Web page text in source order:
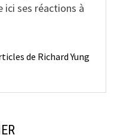
ici ses réactions à
de Richard Yung